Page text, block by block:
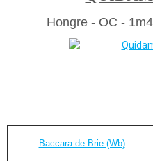
Hongre - OC -
Baccara de Brie (Wb)